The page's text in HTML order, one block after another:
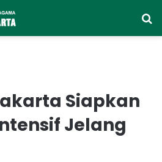
Siapkan
Jelang